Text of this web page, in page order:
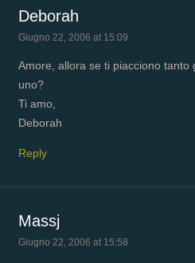
Deborah
Giugno 22, 2006 at 15:09
Amore, allora se ti piacciono
uno?
Ti amo,
Deborah
Reply
Massj
Giugno 22, 2006 at 15:58